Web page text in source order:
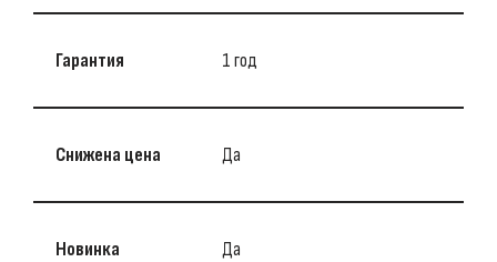
Гарантия 1 год
Снижена цена Да
Новинка Да